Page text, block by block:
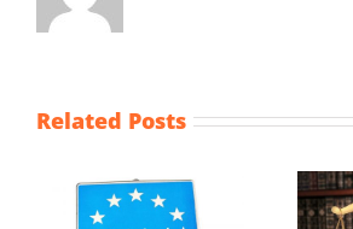
Related Posts